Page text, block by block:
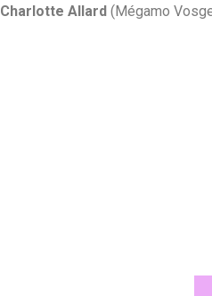
Charlotte Allard (Mégamo